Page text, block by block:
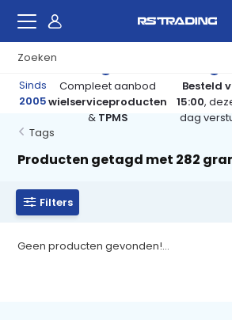
Sinds
2005
Compleet aanbod
wielserviceproducten
& TPMS
Besteld
15:00,
dag
Tags
Producten getagd met 282
Filters
Geen producten gevonden!...